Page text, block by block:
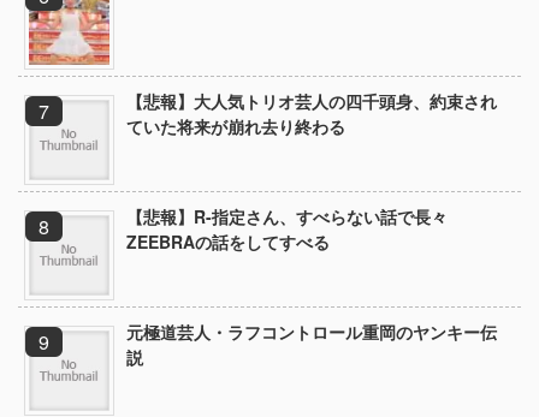
【悲報】大人気トリオ芸人の四千頭身、約束され
ていた将来が崩れ去り終わる
【悲報】R-指定さん、すべらない話で長々
ZEEBRAの話をしてすべる
元極道芸人・ラフコントロール重岡のヤンキー伝
説